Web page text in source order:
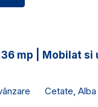
mp | Mobilat si
Cetate, Alba